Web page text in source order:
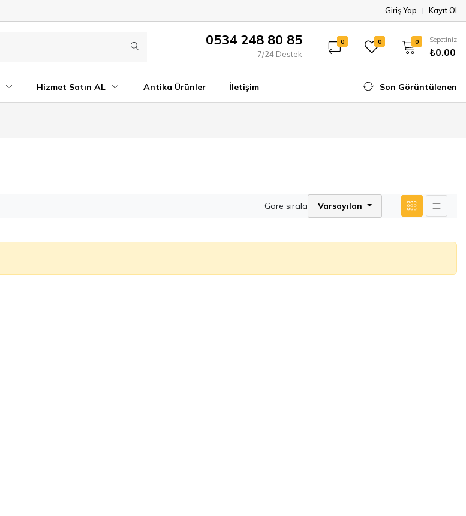
Giriş Yap Kayıt Ol
0534 248 80 85
7/24 Destek
0 0 0 Sepetiniz
₺0.00
Hizmet Satın AL Antika Ürünler İletişim Son Görüntülenen
Göre sırala Varsayılan